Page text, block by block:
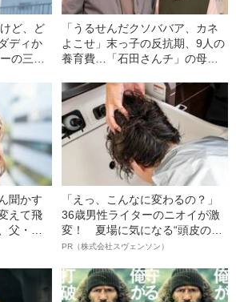
ど、ど
ディか
の三女
「うるせんだクソババア、カネ
よこせ」末っ子の反抗期、9人の
養育費…「石田さんチ」の母に
聞かす
えて飛
父・草
「えっ、こんなに変わるの？」
36歳男性ライターのニオイが激
変！ 夏場に気になる“頭皮のニ
オイ”や“ベタつき”を解消す
ト”が生み出した徹底ケアとは
PR（株式会社スヴェンソン）